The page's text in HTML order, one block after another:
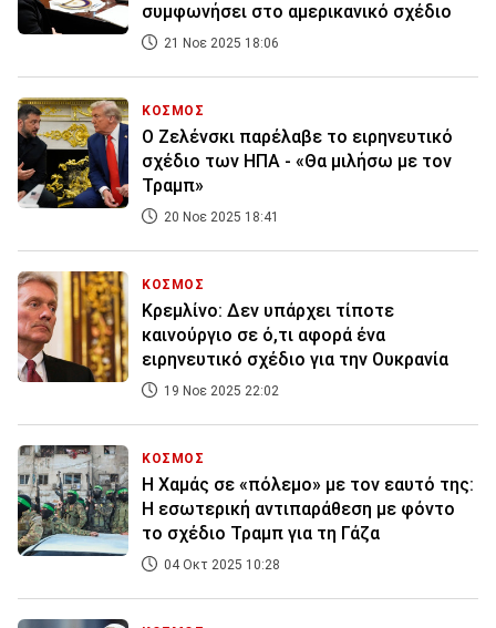
συμφωνήσει στο αμερικανικό σχέδιο
21 Νοε 2025 18:06
ΚΟΣΜΟΣ
Ο Ζελένσκι παρέλαβε το ειρηνευτικό
σχέδιο των ΗΠΑ - «Θα μιλήσω με τον
Τραμπ»
20 Νοε 2025 18:41
ΚΟΣΜΟΣ
Κρεμλίνο: Δεν υπάρχει τίποτε
καινούργιο σε ό,τι αφορά ένα
ειρηνευτικό σχέδιο για την Ουκρανία
19 Νοε 2025 22:02
ΚΟΣΜΟΣ
Η Χαμάς σε «πόλεμο» με τον εαυτό της:
Η εσωτερική αντιπαράθεση με φόντο
το σχέδιο Τραμπ για τη Γάζα
04 Οκτ 2025 10:28